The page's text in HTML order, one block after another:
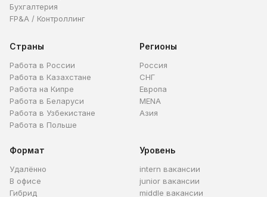
Бухгалтерия
FP&A / Контроллинг
Страны
Работа в России
Работа в Казахстане
Работа на Кипре
Работа в Беларуси
Работа в Узбекистане
Работа в Польше
Регионы
Россия
СНГ
Европа
MENA
Азия
Формат
Удалённо
В офисе
Гибрид
Уровень
intern вакансии
junior вакансии
middle вакансии